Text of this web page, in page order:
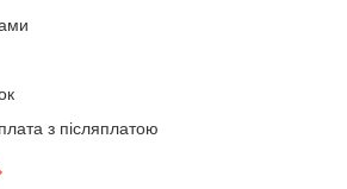
з післяплатою